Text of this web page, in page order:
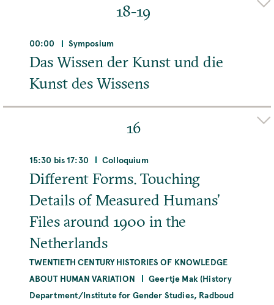
Max-Planck-Institut für Wissenschaftsgeschichte,
Boltzmannstraße 22, 14195 Berlin, Deutschland
MEHR
18-19
00:00 Symposium
Das Wissen der Kunst und die
Kunst des Wissens
Boltzmannstraße 22, 14195 Berlin, Deutschland
MEHR
16
15:30 bis 17:30 Colloquium
Different Forms. Touching
Details of Measured Humans’
Files around 1900 in the
Netherlands
TWENTIETH CENTURY HISTORIES OF KNOWLEDGE
ABOUT HUMAN VARIATION
Geertje Mak (History
Department/Institute for Gender Studies, Radboud